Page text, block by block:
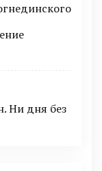
Ни дня без